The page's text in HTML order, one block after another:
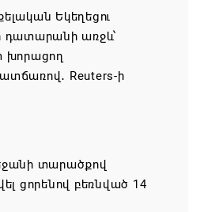
Եկեղեցու
դատարանի առջև՝
խորացող
Reuters-ի
տարածքով
ցորենով բեռնված 14